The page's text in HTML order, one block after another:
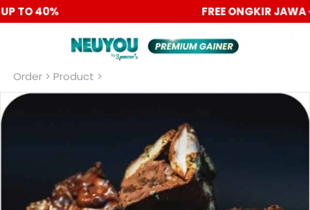
PROMO 6.6 BIG SALE DISC UP TO 40%
Order > Product >